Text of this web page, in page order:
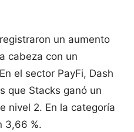
un aumento
cabeza con un
el sector PayFi, Dash
que Stacks ganó un
nivel 2. En la categoría
3,66 %.